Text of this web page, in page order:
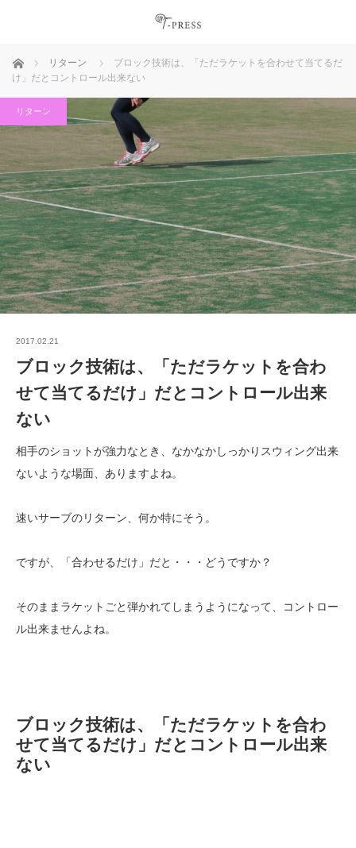
ホーム リターン
ブロック技術は、「ただラケットを合わせて当てるだ
け」だとコントロール出来ない
リターン
2017.02.21
ブロック技術は、「ただラケットを合わ
せて当てるだけ」だとコントロール出来
ない
相手のショットが強力なとき、なかなかしっかりスウィング出来
ないような場面、ありますよね。
速いサーブのリターン、何か特にそう。
ですが、「合わせるだけ」だと・・・どうですか？
そのままラケットごと弾かれてしまうようになって、コントロー
ル出来ませんよね。
ブロック技術は、「ただラケットを合わ
せて当てるだけ」だとコントロール出来
ない